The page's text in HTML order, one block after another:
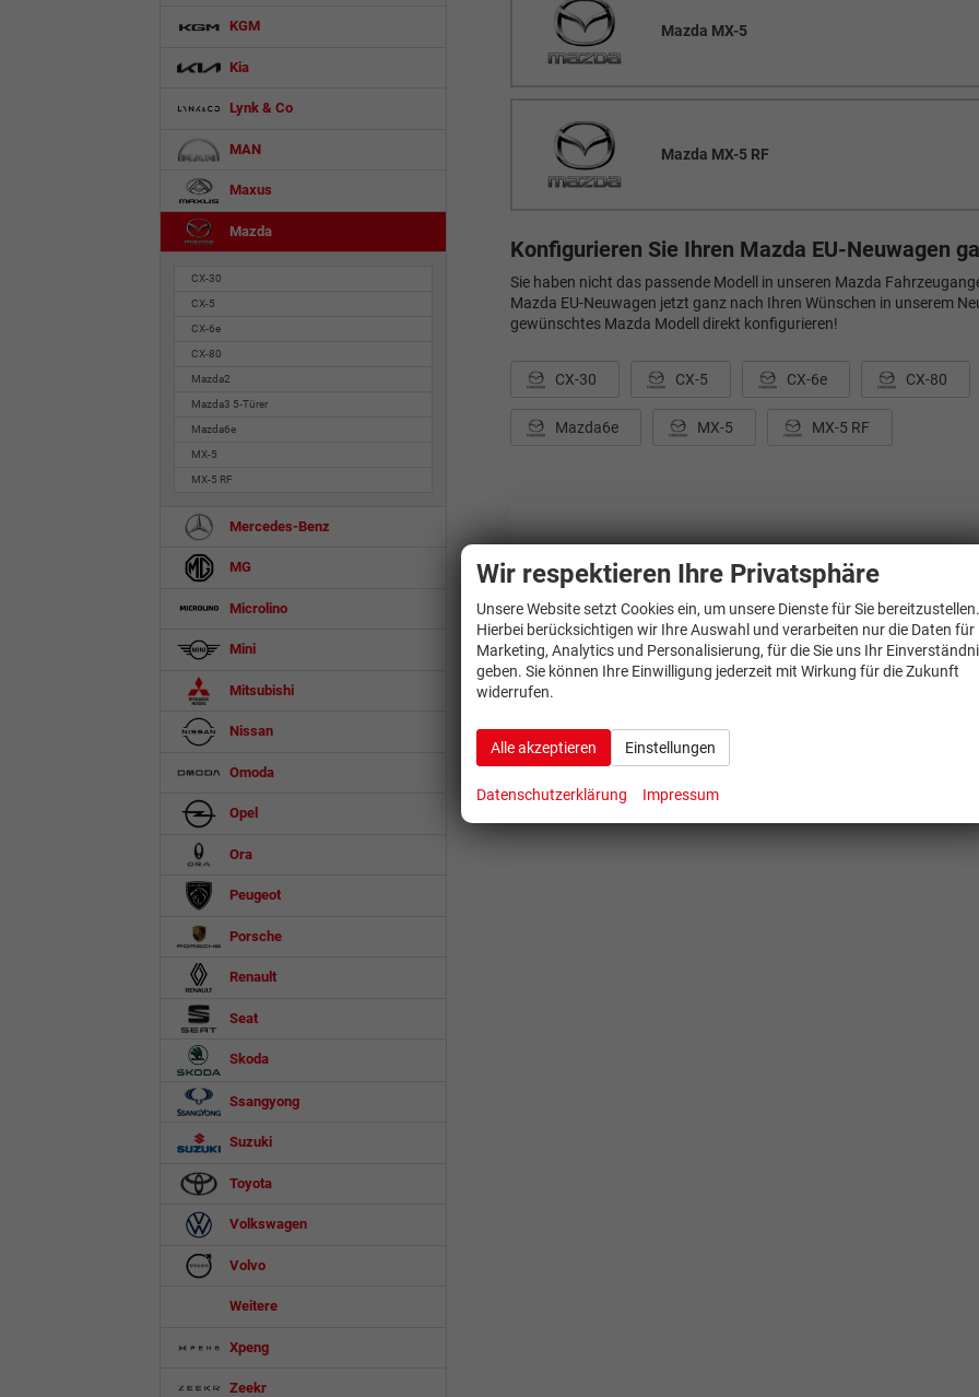
Mazda MX-5
Mazda MX-5 RF
Konfigurieren Sie Ihren Mazda EU-Neuwagen
Sie haben nicht das passende Modell in unseren Mazda
Mazda EU-Neuwagen jetzt ganz nach Ihren Wünschen in unserem
gewünschtes Mazda Modell direkt konfigurieren!
CX-30 CX-5 CX-6e CX-80
Mazda6e MX-5 MX-5 RF
Sie wünschen eine
Gerne beraten wir Sie persönlich zu unseren
+49-381-
Oder über unser
KGM
Kia
Lynk & Co
MAN
Maxus
Mazda
CX-30
CX-5
CX-6e
CX-80
Mazda2
Mazda3 5-Türer
Mazda6e
MX-5
MX-5 RF
Mercedes-Benz
MG
Microlino
Mini
Mitsubishi
Nissan
Omoda
Opel
Ora
Peugeot
Porsche
Renault
Seat
Skoda
Ssangyong
Suzuki
Toyota
Volkswagen
Volvo
Weitere
Xpeng
Zeekr
Wir respektieren Ihre Privatsphäre
Unsere Website setzt Cookies ein, um unsere Dienste für Sie bereitzustellen.
Hierbei berücksichtigen wir Ihre Auswahl und verarbeiten nur die Daten für
Marketing, Analytics und Personalisierung, für die Sie uns Ihr
geben. Sie können Ihre Einwilligung jederzeit mit Wirkung für die Zukunft
widerrufen.
Alle akzeptieren Einstellungen
Datenschutzerklärung Impressum